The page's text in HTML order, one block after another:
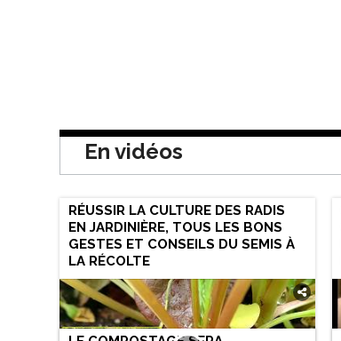
En vidéos
RÉUSSIR LA CULTURE DES RADIS
EN JARDINIÈRE, TOUS LES BONS
GESTES ET CONSEILS DU SEMIS À
LA RÉCOLTE